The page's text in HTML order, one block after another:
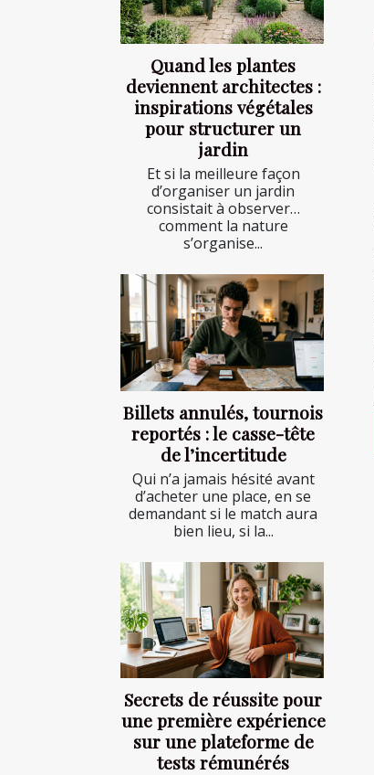
Quand les plantes
deviennent architectes :
inspirations végétales
pour structurer un
jardin
Et si la meilleure façon
d’organiser un jardin
consistait à observer…
comment la nature
s’organise...
Billets annulés, tournois
reportés : le casse-tête
de l’incertitude
Qui n’a jamais hésité avant
d’acheter une place, en se
demandant si le match aura
bien lieu, si la...
Secrets de réussite pour
une première expérience
sur une plateforme de
tests rémunérés